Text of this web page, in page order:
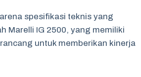
spesifikasi teknis yang
Marelli IG 2500, yang memiliki
untuk memberikan kinerja